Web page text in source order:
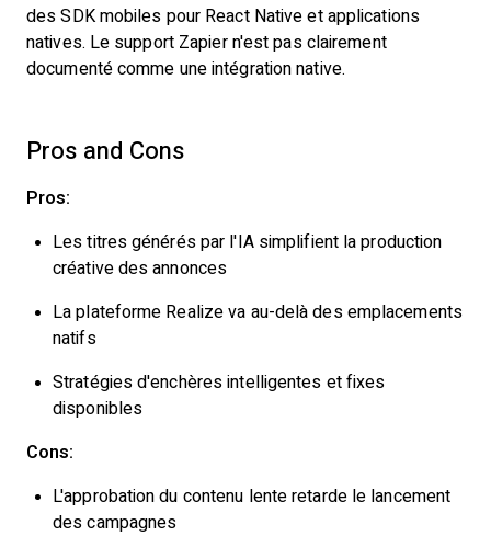
des SDK mobiles pour React Native et applications
natives. Le support Zapier n'est pas clairement
documenté comme une intégration native.
Pros and Cons
Pros:
Les titres générés par l'IA simplifient la production
créative des annonces
La plateforme Realize va au-delà des emplacements
natifs
Stratégies d'enchères intelligentes et fixes
disponibles
Cons:
L'approbation du contenu lente retarde le lancement
des campagnes